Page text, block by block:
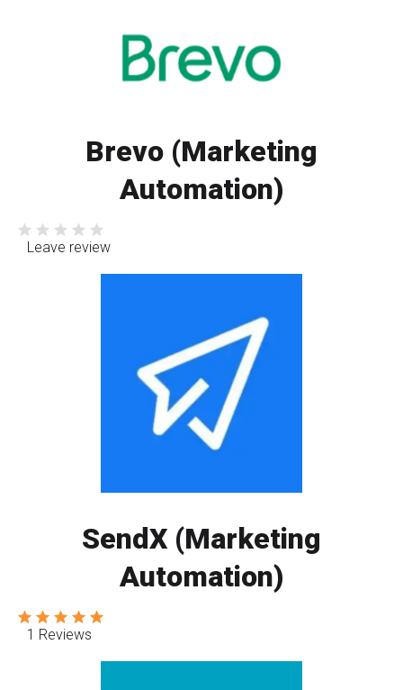
Brevo (Marketing
Automation)
Leave review
SendX (Marketing
Automation)
1 Reviews